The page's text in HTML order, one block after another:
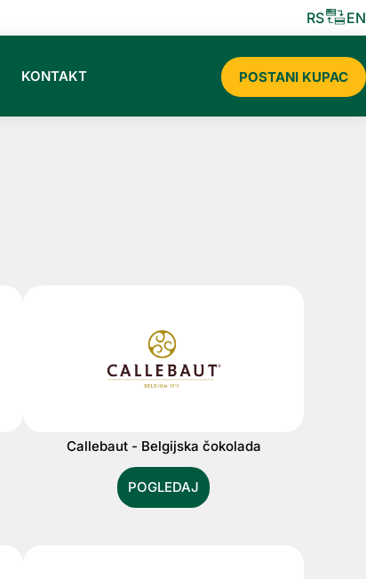
CERMAT SLADOLEDA ZA 2026 RS EN
KONTAKT POSTANI KUPAC
Callebaut - Belgijska čokolada
POGLEDAJ